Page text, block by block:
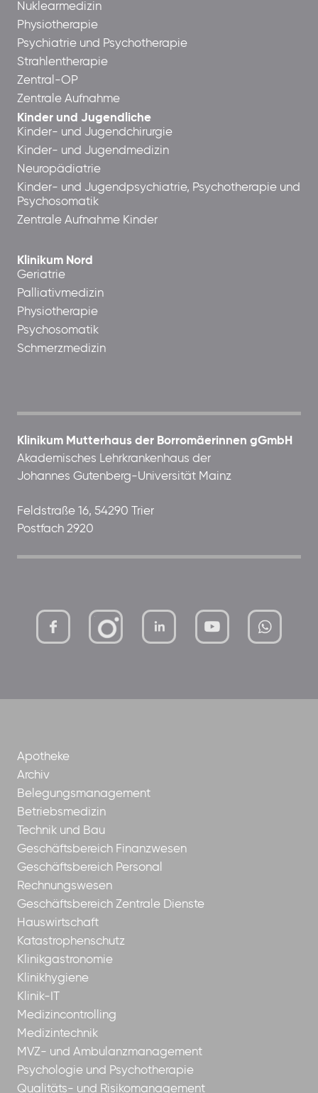
Nuklearmedizin
Physiotherapie
Psychiatrie und Psychotherapie
Strahlentherapie
Zentral-OP
Zentrale Aufnahme
Kinder und Jugendliche
Kinder- und Jugendchirurgie
Kinder- und Jugendmedizin
Neuropädiatrie
Kinder- und Jugendpsychiatrie, Psychotherapie und
Psychosomatik
Zentrale Aufnahme Kinder
Klinikum Nord
Geriatrie
Palliativmedizin
Physiotherapie
Psychosomatik
Schmerzmedizin
Klinikum Mutterhaus der Borromäerinnen gGmbH
Akademisches Lehrkrankenhaus der
Johannes Gutenberg-Universität Mainz
Feldstraße 16, 54290 Trier
Postfach 2920
mutterhaus-xMBTtqOwC1KKBww
Apotheke
Archiv
Belegungsmanagement
Betriebsmedizin
Technik und Bau
Geschäftsbereich Finanzwesen
Geschäftsbereich Personal
Rechnungswesen
Geschäftsbereich Zentrale Dienste
Hauswirtschaft
Katastrophenschutz
Klinikgastronomie
Klinikhygiene
Klinik-IT
Medizincontrolling
Medizintechnik
MVZ- und Ambulanzmanagement
Psychologie und Psychotherapie
Qualitäts- und Risikomanagement